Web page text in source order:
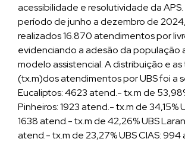
acessibilidade e resolutividade da
período de junho a dezembro de
realizados 16.870 atendimentos por
evidenciando a adesão da população
modelo assistencial. A distribuição e
(tx.m)dos atendimentos por UBS foi a
Eucaliptos: 4623 atend.- tx.m de
Pinheiros: 1923 atend.- tx.m de 34,15%
1638 atend.- tx.m de 42,26% UBS
atend.- tx.m de 23,27% UBS CIAS: